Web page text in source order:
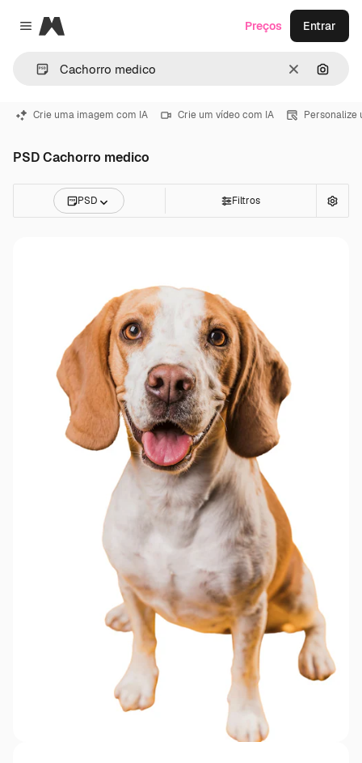
Close menu
Magnific
Limpar
Preços Entrar
Crie uma imagem com IA Crie um vídeo com IA Personalize
PSD Cachorro medico
PSD Filtros